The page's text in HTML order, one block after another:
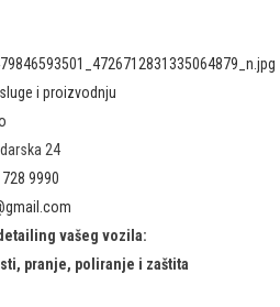
i proizvodnju
24
9990
vašeg vozila:
pranje, poliranje i zaštita